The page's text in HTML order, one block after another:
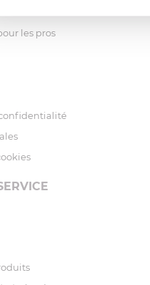
chez Francis Batt ?
les pros